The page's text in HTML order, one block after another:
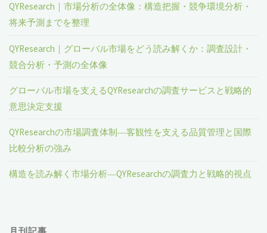
QYResearch｜市場分析の全体像：構造把握・競争環境分析・
将来予測までを整理
QYResearch｜グローバル市場をどう読み解くか：調査設計・
競合分析・予測の全体像
グローバル市場を支えるQYResearchの調査サービスと戦略的
意思決定支援
QYResearchの市場調査体制―客観性を支える品質管理と国際
比較分析の強み
構造を読み解く市場分析―QYResearchの調査力と戦略的視点